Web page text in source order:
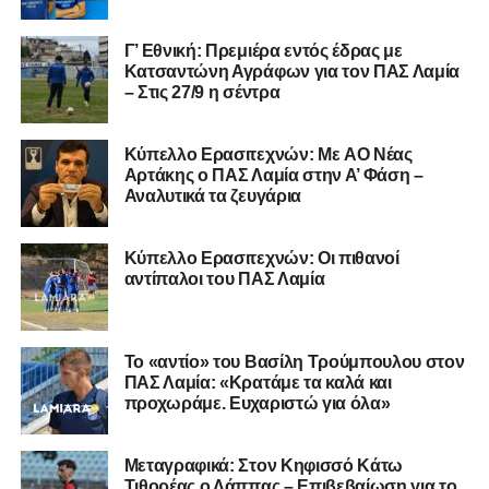
ημέρα στον αγώνα. Από το πρωί πάλι στο γήπεδο,
κόσμος, προετοιμασία, χαμός, το πιστεύαμε πάρα πολύ.
Εμείς σαν διοίκηση. Τώρα οι παίκτες τι είχαν στο μυαλό
τους δεν το ξέρω».
Τα πρώτα 45 λεπτά γράφουν Ιωνικός – Λαμία 2-0. Εκεί
Γ’ Εθνική: Πρεμιέρα εντός έδρας με
Κατσαντώνη Αγράφων για τον ΠΑΣ Λαμία
– Στις 27/9 η σέντρα
Kύπελλο Ερασιτεχνών: Με AO Nέας
Αρτάκης ο ΠΑΣ Λαμία στην Α’ Φάση –
Αναλυτικά τα ζευγάρια
Κύπελλο Ερασιτεχνών: Οι πιθανοί
αντίπαλοι του ΠΑΣ Λαμία
Το «αντίο» του Βασίλη Τρούμπουλου στον
ΠΑΣ Λαμία: «Κρατάμε τα καλά και
προχωράμε. Ευχαριστώ για όλα»
Μεταγραφικά: Στον Κηφισσό Κάτω